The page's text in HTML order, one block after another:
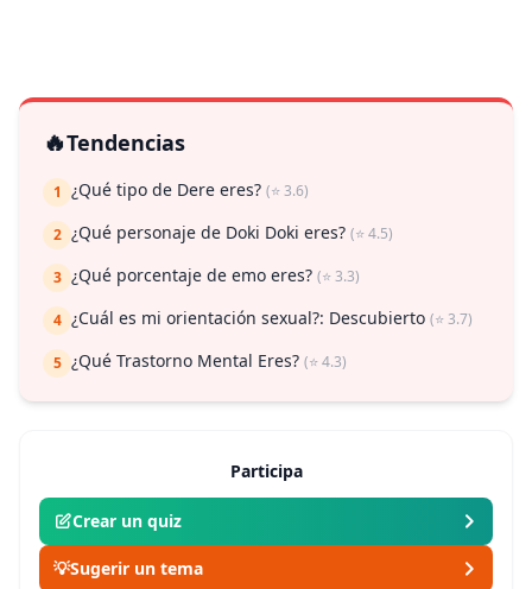
🔥Tendencias
1 ¿Qué tipo de Dere eres? (⭐ 3.6)
2 ¿Qué personaje de Doki Doki eres? (⭐ 4.5)
3 ¿Qué porcentaje de emo eres? (⭐ 3.3)
4 ¿Cuál es mi orientación sexual?: Descubierto (⭐ 3.7)
5 ¿Qué Trastorno Mental Eres? (⭐ 4.3)
Participa
Crear un quiz
💡Sugerir un tema